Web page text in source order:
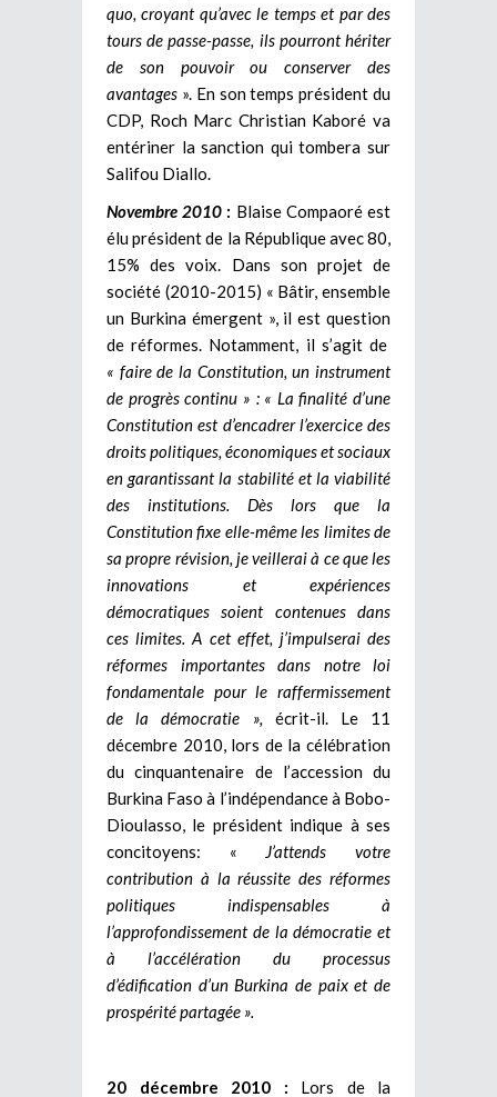
quo, croyant qu’avec le temps et par des
tours de passe-passe, ils pourront hériter
de son pouvoir ou conserver des
avantages ». En son temps président du
CDP, Roch Marc Christian Kaboré va
entériner la sanction qui tombera sur
Salifou Diallo.
Novembre 2010 : Blaise Compaoré est
élu président de la République avec 80,
15% des voix. Dans son projet de
société (2010-2015) « Bâtir, ensemble
un Burkina émergent », il est question
de réformes. Notamment, il s’agit de
« faire de la Constitution, un instrument
de progrès continu » : « La finalité d’une
Constitution est d’encadrer l’exercice des
droits politiques, économiques et sociaux
en garantissant la stabilité et la viabilité
des institutions. Dès lors que la
Constitution fixe elle-même les limites de
sa propre révision, je veillerai à ce que les
innovations et expériences
démocratiques soient contenues dans
ces limites. A cet effet, j’impulserai des
réformes importantes dans notre loi
fondamentale pour le raffermissement
de la démocratie », écrit-il. Le 11
décembre 2010, lors de la célébration
du cinquantenaire de l’accession du
Burkina Faso à l’indépendance à Bobo-
Dioulasso, le président indique à ses
concitoyens: « J’attends votre
contribution à la réussite des réformes
politiques indispensables à
l’approfondissement de la démocratie et
à l’accélération du processus
d’édification d’un Burkina de paix et de
prospérité partagée ».
20 décembre 2010 : Lors de la